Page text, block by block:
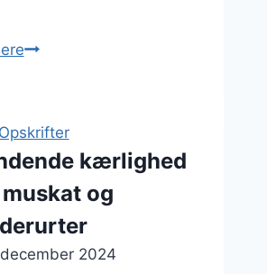
Brændende
fest:
dine
gæster
Opskrifter
kærlighed
og
2024